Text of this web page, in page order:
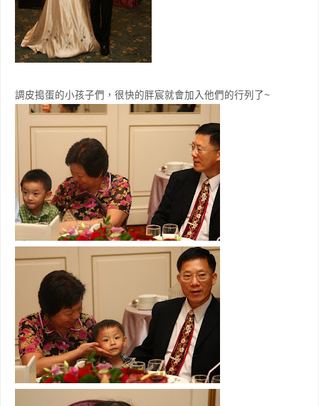
調皮搗蛋的小孩子們，很快的胖宸就會加入他們的行列了~